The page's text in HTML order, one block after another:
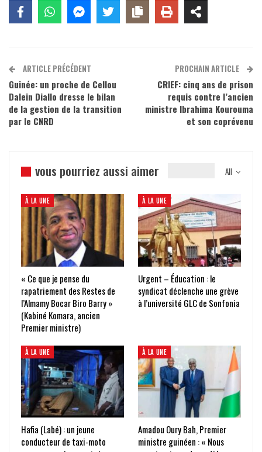
ARTICLE PRÉCÉDENT
Guinée: un proche de Cellou
Dalein Diallo dresse le bilan
de la gestion de la transition
par le CNRD
PROCHAIN ARTICLE
CRIEF: cinq ans de prison
requis contre l’ancien
ministre Ibrahima Kourouma
et son coprévenu
All
vous pourriez aussi aimer
À LA UNE
« Ce que je pense du
rapatriement des Restes de
l’Almamy Bocar Biro Barry »
(Kabiné Komara, ancien
Premier ministre)
À LA UNE
Urgent – Éducation : le
syndicat déclenche une grève
à l’université GLC de Sonfonia
À LA UNE
Hafia (Labé) : un jeune
conducteur de taxi-moto
À LA UNE
Amadou Oury Bah, Premier
ministre guinéen : « Nous